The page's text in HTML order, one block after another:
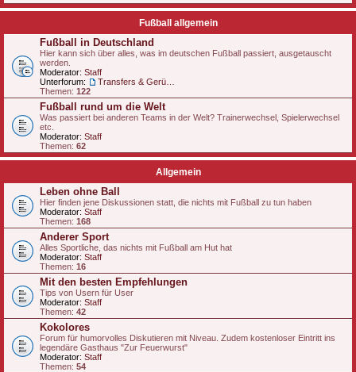
Fußball allgemein
Fußball in Deutschland
Hier kann sich über alles, was im deutschen Fußball passiert, ausgetauscht
werden.
Moderator: Staff
Unterforum:
Themen: 122
Fußball rund um die Welt
Was passiert bei anderen Teams in der Welt? Trainerwechsel, Spielerwechsel
etc.
Moderator: Staff
Themen: 62
Allgemein
Leben ohne Ball
Hier finden jene Diskussionen statt, die nichts mit Fußball zu tun haben
Moderator: Staff
Themen: 168
Anderer Sport
Alles Sportliche, das nichts mit Fußball am Hut hat
Moderator: Staff
Themen: 16
Mit den besten Empfehlungen
Tips von Usern für User
Moderator: Staff
Themen: 42
Kokolores
Forum für humorvolles Diskutieren mit Niveau. Zudem kostenloser Eintritt ins
legendäre Gasthaus "Zur Feuerwurst"
Moderator: Staff
Themen: 54